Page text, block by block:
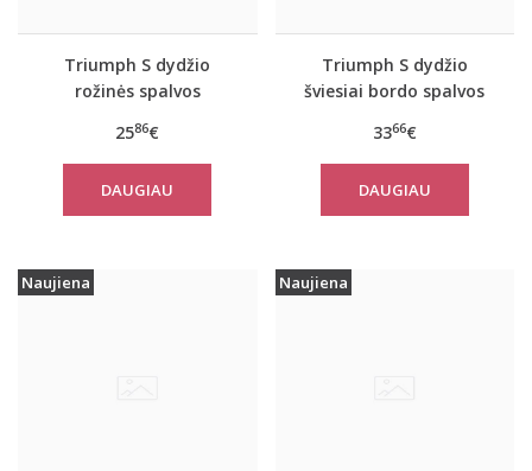
Triumph S dydžio
rožinės spalvos
marškinėliai women
move FLEX Tank
2586€
DAUGIAU
Triumph S dydžio
šviesiai bordo spalvos
marškinėliai women
move FLOW Tank Top
3366€
DAUGIAU
Naujiena Naujiena